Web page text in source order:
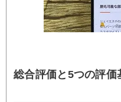
総合評価と5つの評価